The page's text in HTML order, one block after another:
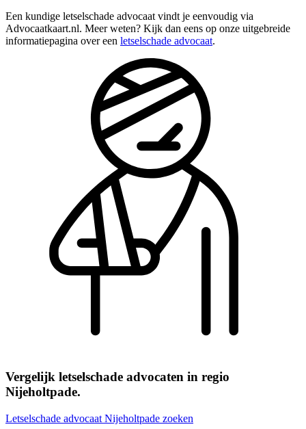
Een kundige letselschade advocaat vindt je eenvoudig via
Advocaatkaart.nl. Meer weten? Kijk dan eens op onze uitgebreide
informatiepagina over een letselschade advocaat.
Vergelijk letselschade advocaten in regio
Nijeholtpade.
Letselschade advocaat Nijeholtpade zoeken